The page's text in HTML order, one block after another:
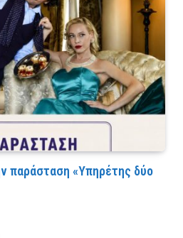
παράσταση «Υπηρέτης δύο